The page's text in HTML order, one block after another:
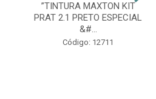
”TINTURA MAXTON KIT
PRAT 2.1 PRETO ESPECIAL
&#...
Código: 12711